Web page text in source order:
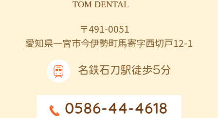
〒491-0051
愛知県一宮市今伊勢町馬寄字西切戸12-1
名鉄石刀駅徒歩5分
0586-44-4618